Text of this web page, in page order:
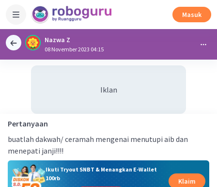
Masuk
Nazwa Z
08 November 2023 04:15
Iklan
Pertanyaan
buatlah dakwah/ ceramah mengenai menutupi aib dan
menepati janji!!!!
Ikuti Tryout SNBT & Menangkan E-Wallet
100rb
Klaim